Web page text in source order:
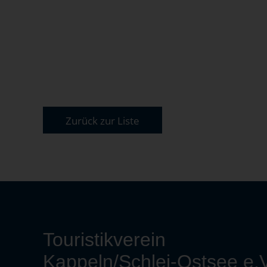
Zurück zur Liste
Touristikverein
Kappeln/Schlei-Ostsee